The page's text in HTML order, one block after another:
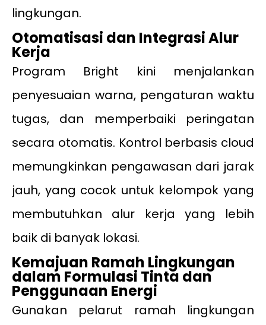
lingkungan.
Otomatisasi dan Integrasi Alur
Kerja
Program Bright kini menjalankan
penyesuaian warna, pengaturan waktu
tugas, dan memperbaiki peringatan
secara otomatis. Kontrol berbasis cloud
memungkinkan pengawasan dari jarak
jauh, yang cocok untuk kelompok yang
membutuhkan alur kerja yang lebih
baik di banyak lokasi.
Kemajuan Ramah Lingkungan
dalam Formulasi Tinta dan
Penggunaan Energi
Gunakan pelarut ramah lingkungan